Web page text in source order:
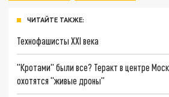
ЧИТАЙТЕ ТАКЖЕ:
Технофашисты XXI века
"Кротами" были все? Теракт в центре
охотятся "живые дроны"